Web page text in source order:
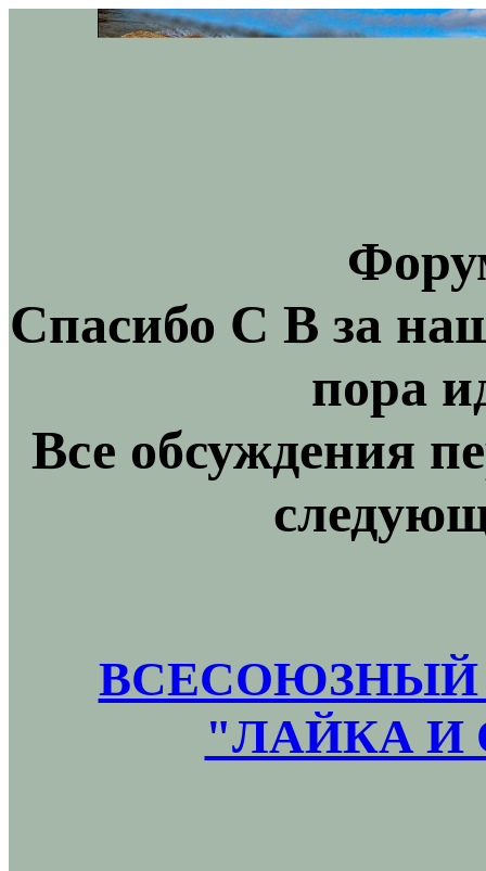
Спасибо С В за
пора
Все обсуждения
ВСЕСОЮЗНЫЙ
"ЛАЙКА И